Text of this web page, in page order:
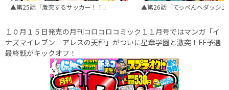
▲第25話「激突するサッカー！！」 ▲第26話「てっぺんへダッシュ
１０月１５日発売の月刊コロコロコミック１１月号ではマンガ「イ
ナズマイレブン アレスの天秤」がついに星章学園と激突！FF予選
最終戦がキックオフ！